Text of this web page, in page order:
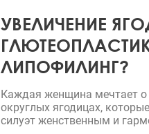
УВЕЛИЧЕНИЕ
ЛИПОФИЛИНГ?
Каждая женщина мечтает о
округлых ягодицах,
силуэт женственным и